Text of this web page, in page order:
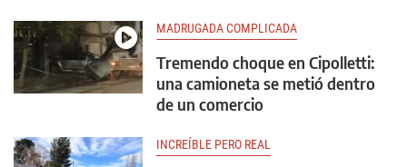
MADRUGADA COMPLICADA
Tremendo choque en Cipolletti:
una camioneta se metió dentro
de un comercio
INCREÍBLE PERO REAL